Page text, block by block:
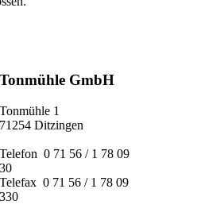
Tonmühle GmbH
Tonmühle 1
71254 Ditzingen
Telefon 0 71 56 / 1 78 09
30
Telefax 0 71 56 / 1 78 09
330